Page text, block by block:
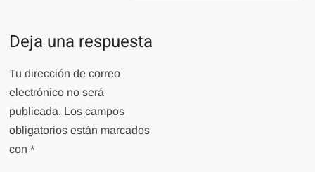
Deja una respuesta
Tu dirección de correo
electrónico no será
publicada. Los campos
obligatorios están marcados
con*